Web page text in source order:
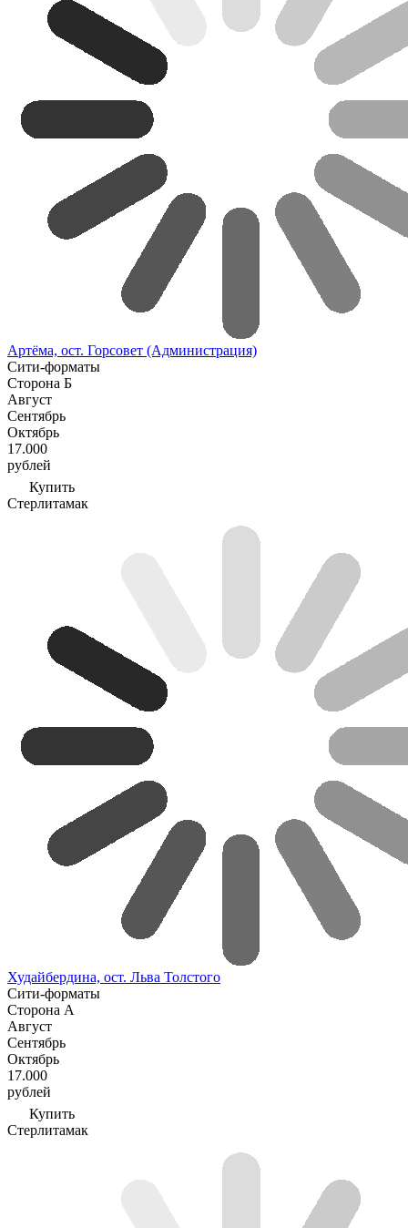
Артёма, ост. Горсовет (Администрация)
Сити-форматы
Сторона Б
Август
Сентябрь
Октябрь
17.000
рублей
Купить
Стерлитамак
Худайбердина, ост. Льва Толстого
Сити-форматы
Сторона А
Август
Сентябрь
Октябрь
17.000
рублей
Купить
Стерлитамак